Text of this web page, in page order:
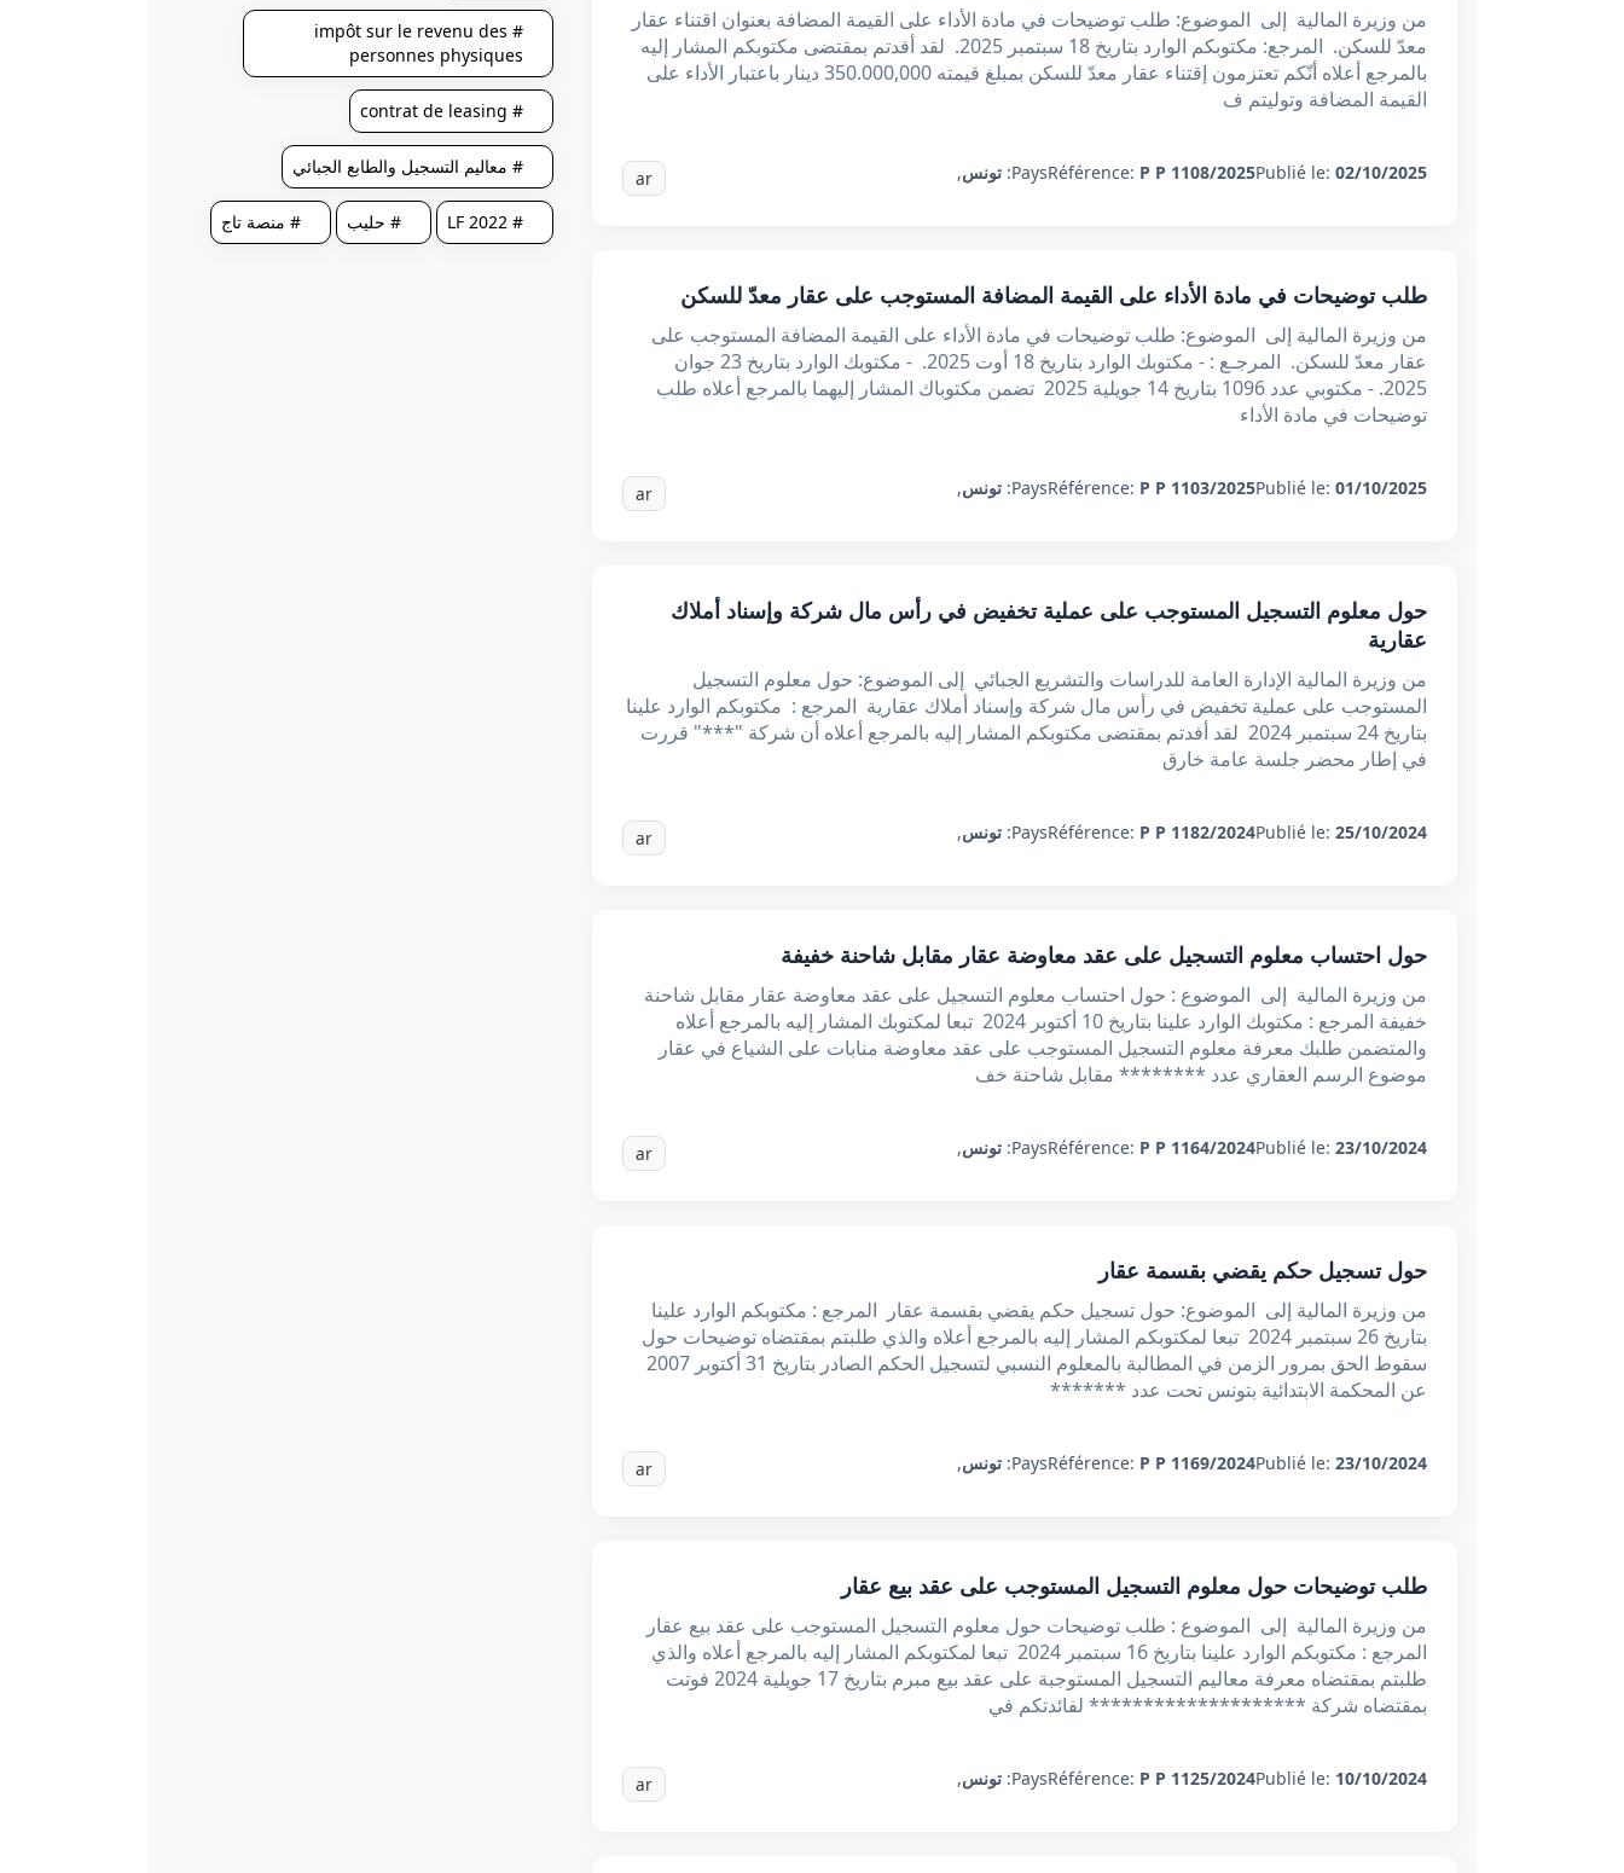
من وزيرة المالية إلى الموضوع: طلب توضيحات في مادة الأداء على القيمة المضافة بعنوان اقتناء عقار
معدّ للسكن. المرجع: مكتوبكم الوارد بتاريخ 18 سبتمبر 2025. لقد أفدتم بمقتضى مكتوبكم المشار إليه
بالمرجع أعلاه أنّكم تعتزمون إقتناء عقار معدّ للسكن بمبلغ قيمته 350.000,000 دينار باعتبار الأداء على
القيمة المضافة وتوليتم ف
Publié le: 02/10/2025
Référence: P P 1108/2025
Pays: تونس,
ar
طلب توضيحات في مادة الأداء على القيمة المضافة المستوجب على عقار معدّ للسكن
من وزيرة المالية إلى الموضوع: طلب توضيحات في مادة الأداء على القيمة المضافة المستوجب على
عقار معدّ للسكن. المرجـع : - مكتوبك الوارد بتاريخ 18 أوت 2025. - مكتوبك الوارد بتاريخ 23 جوان
2025. - مكتوبي عدد 1096 بتاريخ 14 جويلية 2025 تضمن مكتوباك المشار إليهما بالمرجع أعلاه طلب
توضيحات في مادة الأداء
Publié le: 01/10/2025
Référence: P P 1103/2025
Pays: تونس,
ar
حول معلوم التسجيل المستوجب على عملية تخفيض في رأس مال شركة وإسناد أملاك
عقارية
من وزيرة المالية الإدارة العامة للدراسات والتشريع الجبائي إلى الموضوع: حول معلوم التسجيل
المستوجب على عملية تخفيض في رأس مال شركة وإسناد أملاك عقارية المرجع : مكتوبكم الوارد علينا
بتاريخ 24 سبتمبر 2024 لقد أفدتم بمقتضى مكتوبكم المشار إليه بالمرجع أعلاه أن شركة "***" قررت
في إطار محضر جلسة عامة خارق
Publié le: 25/10/2024
Référence: P P 1182/2024
Pays: تونس,
ar
حول احتساب معلوم التسجيل على عقد معاوضة عقار مقابل شاحنة خفيفة
من وزيرة المالية إلى الموضوع : حول احتساب معلوم التسجيل على عقد معاوضة عقار مقابل شاحنة
خفيفة المرجع : مكتوبك الوارد علينا بتاريخ 10 أكتوبر 2024 تبعا لمكتوبك المشار إليه بالمرجع أعلاه
والمتضمن طلبك معرفة معلوم التسجيل المستوجب على عقد معاوضة منابات على الشياع في عقار
موضوع الرسم العقاري عدد ******** مقابل شاحنة خف
Publié le: 23/10/2024
Référence: P P 1164/2024
Pays: تونس,
ar
حول تسجيل حكم يقضي بقسمة عقار
من وزيرة المالية إلى الموضوع: حول تسجيل حكم يقضي بقسمة عقار المرجع : مكتوبكم الوارد علينا
بتاريخ 26 سبتمبر 2024 تبعا لمكتوبكم المشار إليه بالمرجع أعلاه والذي طلبتم بمقتضاه توضیحات حول
سقوط الحق بمرور الزمن في المطالبة بالمعلوم النسبي لتسجيل الحكم الصادر بتاريخ 31 أكتوبر 2007
عن المحكمة الابتدائية بتونس تحت عدد *******
Publié le: 23/10/2024
Référence: P P 1169/2024
Pays: تونس,
ar
طلب توضیحات حول معلوم التسجيل المستوجب على عقد بيع عقار
من وزيرة المالية إلى الموضوع : طلب توضیحات حول معلوم التسجيل المستوجب على عقد بيع عقار
المرجع : مكتوبكم الوارد علينا بتاريخ 16 سبتمبر 2024 تبعا لمكتوبكم المشار إليه بالمرجع أعلاه والذي
طلبتم بمقتضاه معرفة معاليم التسجيل المستوجبة على عقد بيع مبرم بتاريخ 17 جويلية 2024 فوتت
بمقتضاه شركة ******************** لفائدتكم في
Publié le: 10/10/2024
Référence: P P 1125/2024
Pays: تونس,
ar
# impôt sur le revenu des
personnes physiques
# contrat de leasing
# معاليم التسجيل والطابع الجبائي
# LF 2022 # حليب # منصة تاج